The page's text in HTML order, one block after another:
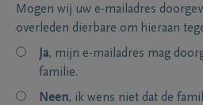
Mogen wij uw e-mailadres
overleden dierbare om hieraan
Ja, mijn e-mailadres mag
familie.
Neen, ik wens niet dat de